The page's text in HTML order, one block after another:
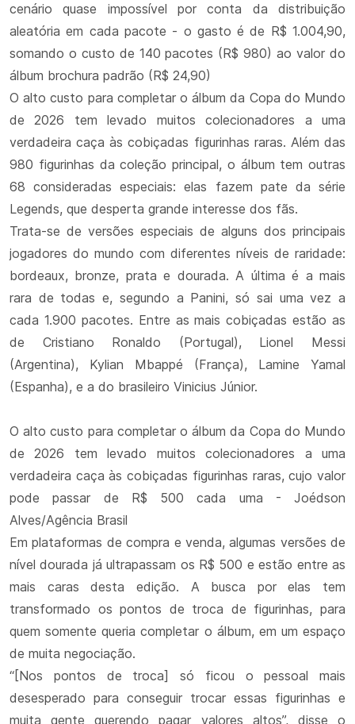
cenário quase impossível por conta da distribuição
aleatória em cada pacote - o gasto é de R$ 1.004,90,
somando o custo de 140 pacotes (R$ 980) ao valor do
álbum brochura padrão (R$ 24,90)
O alto custo para completar o álbum da Copa do Mundo
de 2026 tem levado muitos colecionadores a uma
verdadeira caça às cobiçadas figurinhas raras. Além das
980 figurinhas da coleção principal, o álbum tem outras
68 consideradas especiais: elas fazem pate da série
Legends, que desperta grande interesse dos fãs.
Trata-se de versões especiais de alguns dos principais
jogadores do mundo com diferentes níveis de raridade:
bordeaux, bronze, prata e dourada. A última é a mais
rara de todas e, segundo a Panini, só sai uma vez a
cada 1.900 pacotes. Entre as mais cobiçadas estão as
de Cristiano Ronaldo (Portugal), Lionel Messi
(Argentina), Kylian Mbappé (França), Lamine Yamal
(Espanha), e a do brasileiro Vinicius Júnior.
O alto custo para completar o álbum da Copa do Mundo
de 2026 tem levado muitos colecionadores a uma
verdadeira caça às cobiçadas figurinhas raras, cujo valor
pode passar de R$ 500 cada uma - Joédson
Alves/Agência Brasil
Em plataformas de compra e venda, algumas versões de
nível dourada já ultrapassam os R$ 500 e estão entre as
mais caras desta edição. A busca por elas tem
transformado os pontos de troca de figurinhas, para
quem somente queria completar o álbum, em um espaço
de muita negociação.
“[Nos pontos de troca] só ficou o pessoal mais
desesperado para conseguir trocar essas figurinhas e
muita gente querendo pagar valores altos”, disse o